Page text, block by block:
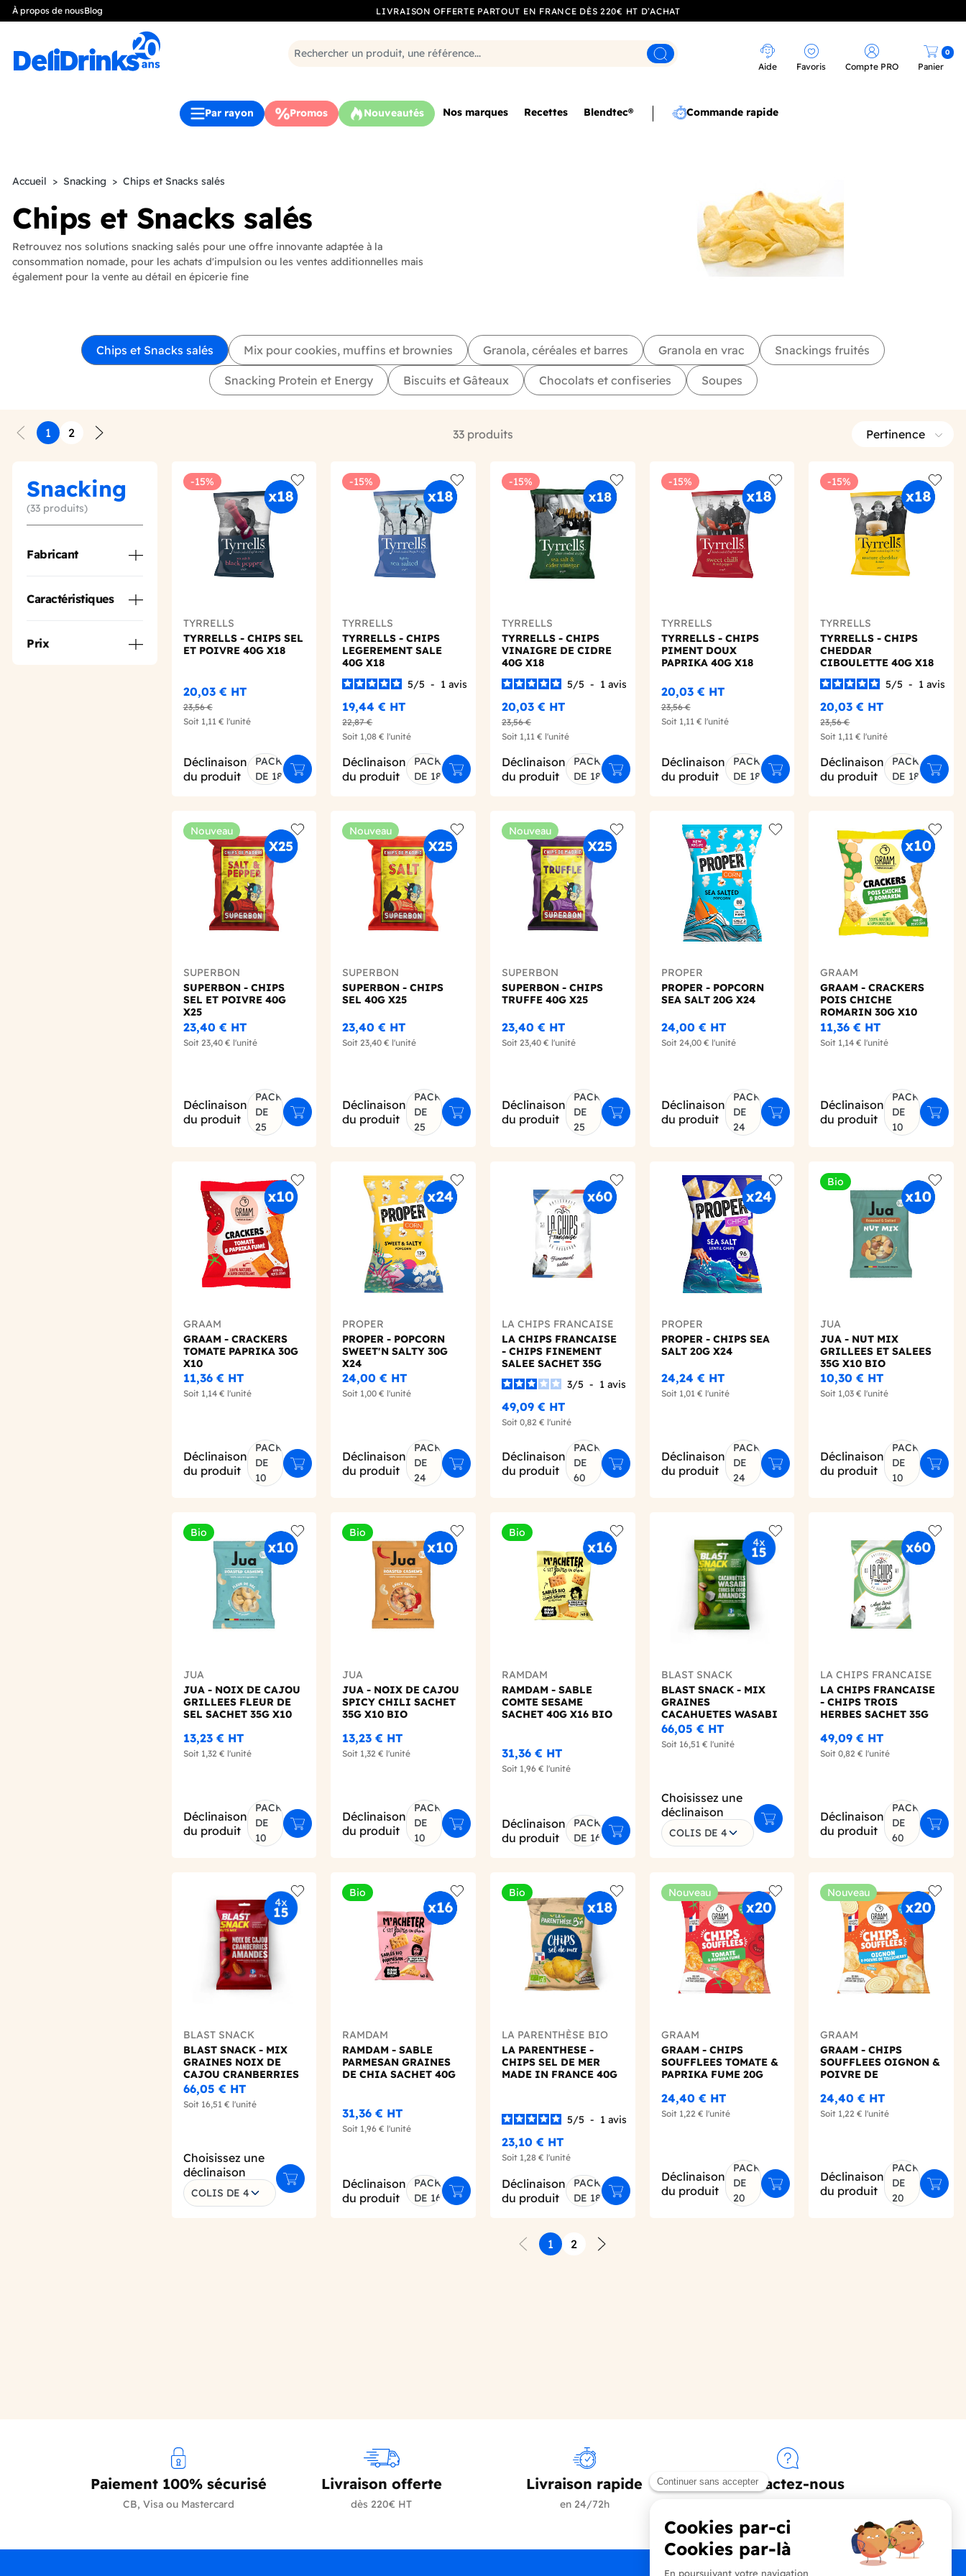
À propos de nousBlog LIVRAISON OFFERTE PARTOUT EN FRANCE DÈS 220€ HT D’ACHAT
Rechercher
Aide Favoris Compte PRO Panier
0
Par rayon Promos Nouveautés Nos marques Recettes Blendtec® Commande rapide
Accueil Snacking Chips et Snacks salés
Chips et Snacks salés
Retrouvez nos solutions snacking salés pour une offre innovante adaptée à la
consommation nomade, pour les achats d'impulsion ou les ventes additionnelles mais
également pour la vente au détail en épicerie fine
Chips et Snacks salés Mix pour cookies, muffins et brownies Granola, céréales et barres Granola en vrac Snackings fruités
Snacking Protein et Energy Biscuits et Gâteaux Chocolats et confiseries Soupes
Précédent
1
2
33 produits Pertinence
Snacking
(33 produits)
Fabricant
Caractéristiques
Prix
-15%
Add to wishlist
TYRRELLS
TYRRELLS - CHIPS SEL
ET POIVRE 40G X18
20,03 € HT
23,56 €
Soit 1,11 € l'unité
Déclinaison
du produit
PACK
DE 18
Ajouter au panier
-15%
Add to wishlist
TYRRELLS
TYRRELLS - CHIPS
LEGEREMENT SALE
40G X18
5/5 - 1avis
19,44 € HT
22,87 €
Soit 1,08 € l'unité
Déclinaison
du produit
PACK
DE 18
Ajouter au panier
-15%
Add to wishlist
TYRRELLS
TYRRELLS - CHIPS
VINAIGRE DE CIDRE
40G X18
5/5 - 1 avis
20,03 € HT
23,56 €
Soit 1,11 € l'unité
Déclinaison
du produit
PACK
DE 18
Ajouter au panier
-15%
Add to wishlist
TYRRELLS
TYRRELLS - CHIPS
PIMENT DOUX
PAPRIKA 40G X18
20,03 € HT
23,56 €
Soit 1,11 € l'unité
Déclinaison
du produit
PACK
DE 18
Ajouter au panier
-15%
Add
TYRRELLS
TYRRELLS - CHIPS
CHEDDAR
CIBOULETTE 40G X18
5/5 - 1avis
20,03 € HT
23,56 €
Soit 1,11 € l'unité
Déclinaison
du produit
PACK
DE 18
Nouveau
Add to wishlist
SUPERBON
SUPERBON - CHIPS
SEL ET POIVRE 40G
X25
23,40 € HT
Soit 23,40 € l'unité
Déclinaison
du produit
PACK
DE
25
Ajouter au panier
Nouveau
Add to wishlist
SUPERBON
SUPERBON - CHIPS
SEL 40G X25
23,40 € HT
Soit23,40 € l'unité
Déclinaison
du produit
PACK
DE
25
Ajouter au panier
Nouveau
Add to wishlist
SUPERBON
SUPERBON - CHIPS
TRUFFE 40G X25
23,40 € HT
Soit 23,40 € l'unité
Déclinaison
du produit
PACK
DE
25
Ajouter au panier
Add to wishlist
PROPER
PROPER - POPCORN
SEA SALT 20G X24
24,00 € HT
Soit 24,00 € l'unité
Déclinaison
du produit
PACK
DE
24
Ajouter au panier
Add
GRAAM
GRAAM - CRACKERS
POIS CHICHE
ROMARIN 30G X10
11,36 € HT
Soit 1,14 € l'unité
Déclinaison
du produit
PACK
DE
10
Add to wishlist
GRAAM
GRAAM - CRACKERS
TOMATE PAPRIKA 30G
X10
11,36 € HT
Soit 1,14 € l'unité
Déclinaison
du produit
PACK
DE
10
Ajouter au panier
Add to wishlist
PROPER
PROPER - POPCORN
SWEET'N SALTY 30G
X24
24,00 € HT
Soit 1,00 € l'unité
Déclinaison
du produit
PACK
DE
24
Ajouter au panier
Add to wishlist
LA CHIPS FRANCAISE
LA CHIPS FRANCAISE
- CHIPS FINEMENT
SALEE SACHET 35G
3/5 - 1 avis
49,09 € HT
Soit 0,82 € l'unité
Déclinaison
du produit
PACK
DE
60
Ajouter au panier
Add to wishlist
PROPER
PROPER - CHIPS SEA
SALT 20G X24
24,24 € HT
Soit 1,01 € l'unité
Déclinaison
du produit
PACK
DE
24
Ajouter au panier
Bio
Add
JUA
JUA - NUT MIX
GRILLEES ET SALEES
35G X10 BIO
10,30 € HT
Soit 1,03 € l'unité
Déclinaison
du produit
PACK
DE
10
Bio
Add to wishlist
JUA
JUA - NOIX DE CAJOU
GRILLEES FLEUR DE
SEL SACHET 35G X10
13,23 € HT
Soit 1,32 € l'unité
Déclinaison
du produit
PACK
DE
10
Ajouter au panier
Bio
Add to wishlist
JUA
JUA - NOIX DE CAJOU
SPICY CHILI SACHET
35G X10 BIO
13,23 € HT
Soit 1,32 € l'unité
Déclinaison
du produit
PACK
DE
10
Ajouter au panier
Bio
Add to wishlist
RAMDAM
RAMDAM - SABLE
COMTE SESAME
SACHET 40G X16 BIO
31,36 € HT
Soit 1,96 € l'unité
Déclinaison
du produit
PACK
DE 16
Ajouter au panier
Add to wishlist
BLAST SNACK
BLAST SNACK - MIX
GRAINES
CACAHUETES WASABI
AMANDES COCO
CUBES 35G X15
66,05 € HT
Soit 16,51 € l'unité
Choisissez une
déclinaison
COLIS DE 4
Ajouter au panier
Add
LA CHIPS FRANCAISE
LA CHIPS FRANCAISE
- CHIPS TROIS
HERBES SACHET 35G
49,09 € HT
Soit0,82 € l'unité
Déclinaison
du produit
PACK
DE
60
Add to wishlist
BLAST SNACK
BLAST SNACK - MIX
GRAINES NOIX DE
CAJOU CRANBERRIES
AMANDES 35G X15
66,05 € HT
Soit 16,51 € l'unité
Choisissez une
déclinaison
COLIS DE 4
Ajouter au panier
Bio
Add to wishlist
RAMDAM
RAMDAM - SABLE
PARMESAN GRAINES
DE CHIA SACHET 40G
31,36 € HT
Soit 1,96 € l'unité
Déclinaison
du produit
PACK
DE 16
Ajouter au panier
Bio
Add to wishlist
LA PARENTHÈSE BIO
LA PARENTHESE -
CHIPS SEL DE MER
MADE IN FRANCE 40G
5/5 - 1 avis
23,10 € HT
Soit 1,28 € l'unité
Déclinaison
du produit
PACK
DE 18
Ajouter au panier
Nouveau
Add to wishlist
GRAAM
GRAAM - CHIPS
SOUFFLEES TOMATE &
PAPRIKA FUME 20G
24,40 € HT
Soit 1,22 € l'unité
Déclinaison
du produit
PACK
DE
20
Ajouter au panier
Nouveau
Add
GRAAM
GRAAM - CHIPS
SOUFFLEES OIGNON &
POIVRE DE
24,40 € HT
Soit 1,22 € l'unité
Déclinaison
du produit
PACK
DE
20
Précédent
1
2
Paiement 100% sécurisé
CB, Visa ou Mastercard
Livraison offerte
dès 220€ HT
Livraison rapide
en 24/72h
Contactez-nous